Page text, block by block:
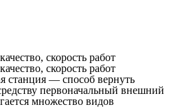
скорость работ
скорость работ
станция — способ вернуть
первоначальный внешний
множество видов